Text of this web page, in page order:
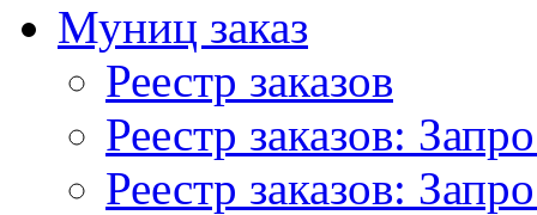
Муниц заказ
Реестр заказов
Реестр заказов:
Реестр заказов: